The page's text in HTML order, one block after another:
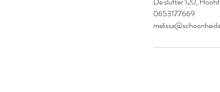
0653177669